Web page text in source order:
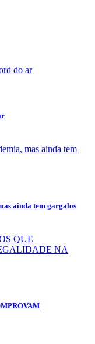
ainda tem gargalos